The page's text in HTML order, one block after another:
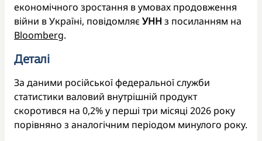
економічного зростання в умовах продовження
війни в Україні, повідомляє УНН з посиланням на
Bloomberg.
Деталі
За даними російської федеральної служби
статистики валовий внутрішній продукт
скоротився на 0,2% у перші три місяці 2026 року
порівняно з аналогічним періодом минулого року.